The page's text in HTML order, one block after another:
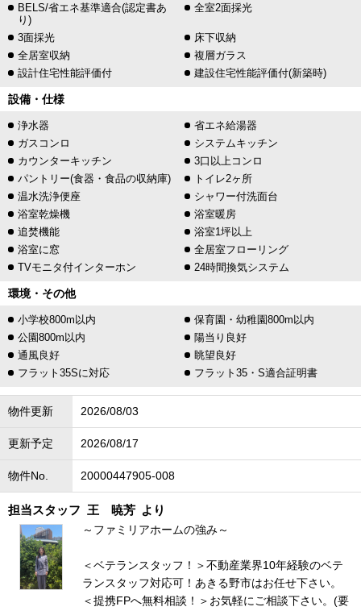
BELS/省エネ基準適合(認定書あ
り)
全室2面採光
3面採光
床下収納
全居室収納
複層ガラス
設計住宅性能評価付
建設住宅性能評価付(新築時)
設備・仕様
浄水器
省エネ給湯器
ガスコンロ
システムキッチン
カウンターキッチン
3口以上コンロ
パントリー(食器・食品の収納庫)
トイレ2ヶ所
温水洗浄便座
シャワー付洗面台
浴室乾燥機
浴室暖房
追焚機能
浴室1坪以上
浴室に窓
全居室フローリング
TVモニタ付インターホン
24時間換気システム
環境・その他
小学校800m以内
保育園・幼稚園800m以内
公園800m以内
陽当り良好
通風良好
眺望良好
フラット35Sに対応
フラット35・S適合証明書
物件更新 2026/08/03
更新予定 2026/08/17
物件No. 20000447905-008
担当スタッフ 王 暁芳 より
～ファミリアホームの強み～
＜ベテランスタッフ！＞不動産業界10年経験のベテ
ランスタッフ対応可！あきる野市はお任せ下さい。
＜提携FPへ無料相談！＞お気軽にご相談下さい。(要